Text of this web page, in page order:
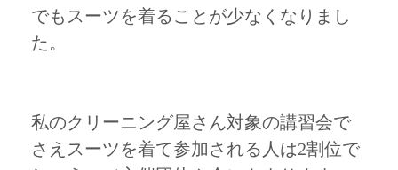
でもスーツを着ることが少なくなりまし
た。
私のクリーニング屋さん対象の講習会で
さえスーツを着て参加される人は2割位で